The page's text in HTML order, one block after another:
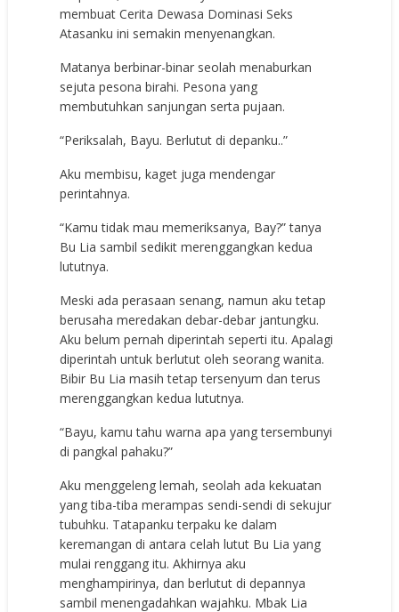
membuat Cerita Dewasa Dominasi Seks
Atasanku ini semakin menyenangkan.
Matanya berbinar-binar seolah menaburkan
sejuta pesona birahi. Pesona yang
membutuhkan sanjungan serta pujaan.
“Periksalah, Bayu. Berlutut di depanku..”
Aku membisu, kaget juga mendengar
perintahnya.
“Kamu tidak mau memeriksanya, Bay?” tanya
Bu Lia sambil sedikit merenggangkan kedua
lututnya.
Meski ada perasaan senang, namun aku tetap
berusaha meredakan debar-debar jantungku.
Aku belum pernah diperintah seperti itu. Apalagi
diperintah untuk berlutut oleh seorang wanita.
Bibir Bu Lia masih tetap tersenyum dan terus
merenggangkan kedua lututnya.
“Bayu, kamu tahu warna apa yang tersembunyi
di pangkal pahaku?”
Aku menggeleng lemah, seolah ada kekuatan
yang tiba-tiba merampas sendi-sendi di sekujur
tubuhku. Tatapanku terpaku ke dalam
keremangan di antara celah lutut Bu Lia yang
mulai renggang itu. Akhirnya aku
menghampirinya, dan berlutut di depannya
sambil menengadahkan wajahku. Mbak Lia